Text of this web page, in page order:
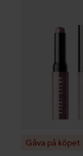
Gåva på köpet